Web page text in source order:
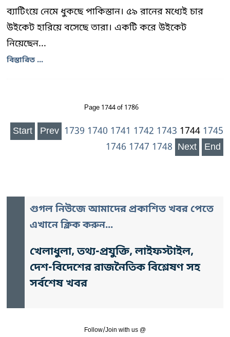
ব্যাটিংয়ে নেমে ধুকছে পাকিস্তান। ৫৯ রানের মধ্যেই চার
উইকেট হারিয়ে বসেছে তারা। একটি করে উইকেট
নিয়েছেন...
বিস্তারিত ...
Page 1744 of 1786
Start Prev 1739 1740 1741 1742 1743 1744 1745
1746 1747 1748 Next End
গুগল নিউজে আমাদের প্রকাশিত খবর পেতে
এখানে ক্লিক করুন...
খেলাধুলা, তথ্য-প্রযুক্তি, লাইফস্টাইল,
দেশ-বিদেশের রাজনৈতিক বিশ্লেষণ সহ
সর্বশেষ খবর
Follow/Join with us @